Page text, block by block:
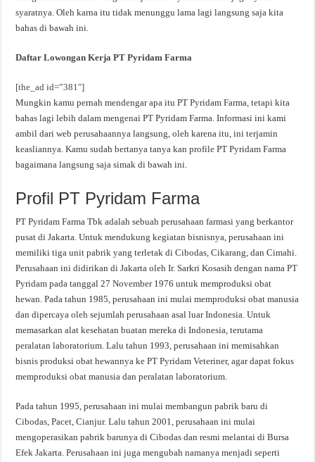
syaratnya. Oleh karna itu tidak menunggu lama lagi langsung saja kita
bahas di bawah ini.
Daftar Lowongan Kerja PT Pyridam Farma
[the_ad id=”381″]
Mungkin kamu pernah mendengar apa itu PT Pyridam Farma, tetapi kita
bahas lagi lebih dalam mengenai PT Pyridam Farma. Informasi ini kami
ambil dari web perusahaannya langsung, oleh karena itu, ini terjamin
keasliannya. Kamu sudah bertanya tanya kan profile PT Pyridam Farma
bagaimana langsung saja simak di bawah ini.
Profil PT Pyridam Farma
PT Pyridam Farma Tbk adalah sebuah perusahaan farmasi yang berkantor
pusat di Jakarta. Untuk mendukung kegiatan bisnisnya, perusahaan ini
memiliki tiga unit pabrik yang terletak di Cibodas, Cikarang, dan Cimahi.
Perusahaan ini didirikan di Jakarta oleh Ir. Sarkri Kosasih dengan nama PT
Pyridam pada tanggal 27 November 1976 untuk memproduksi obat
hewan. Pada tahun 1985, perusahaan ini mulai memproduksi obat manusia
dan dipercaya oleh sejumlah perusahaan asal luar Indonesia. Untuk
memasarkan alat kesehatan buatan mereka di Indonesia, terutama
peralatan laboratorium. Lalu tahun 1993, perusahaan ini memisahkan
bisnis produksi obat hewannya ke PT Pyridam Veteriner, agar dapat fokus
memproduksi obat manusia dan peralatan laboratorium.
Pada tahun 1995, perusahaan ini mulai membangun pabrik baru di
Cibodas, Pacet, Cianjur. Lalu tahun 2001, perusahaan ini mulai
mengoperasikan pabrik barunya di Cibodas dan resmi melantai di Bursa
Efek Jakarta. Perusahaan ini juga mengubah namanya menjadi seperti